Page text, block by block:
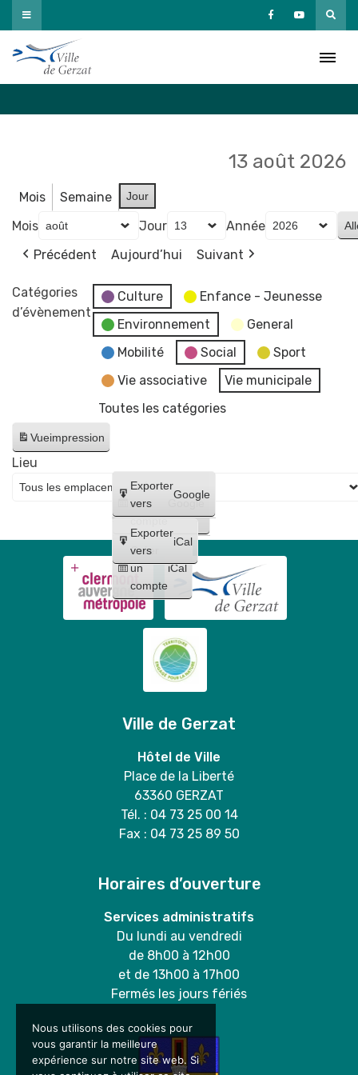
Passer
au
contenu
13 août 2026
Mois Semaine Jour
Mois Jour
Année
Précédent
Aujourd’hui Suivant
Catégories
d’évènement
Culture
Enfance - Jeunesse
Environnement
General
Mobilité
Social
Sport
Vie associative
Vie municipale
Toutes les catégories
Vueimpression
Créer
un
compte
Google
Créer
un
compte
iCal
Exporter
vers
Google
Exporter
vers
iCal
Lieu
Ville de Gerzat
Hôtel de Ville
Place de la Liberté
63360 GERZAT
Tél. : 04 73 25 00 14
Fax : 04 73 25 89 50
Horaires d’ouverture
Services administratifs
Du lundi au vendredi
de 8h00 à 12h00
et de 13h00 à 17h00
Fermés les jours fériés
Nous utilisons des cookies pour
vous garantir la meilleure
expérience sur notre site web. Si